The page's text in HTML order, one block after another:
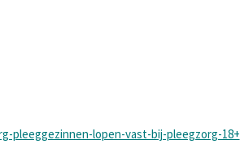
pleeggezinnen-lopen-vast-bij-pleegzorg-18+